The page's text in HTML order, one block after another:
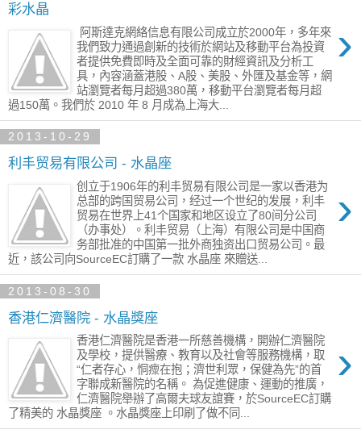
彩水晶
›
​ 阿斯達克網絡信息有限公司成立於2000年，多年來
我們致力通過創新的技術於網站及移動平台為投資
者提供免費即時及全面可靠的財經資訊及分析工
具，內容涵蓋港股、A股、美股、外匯及基金等，網
站瀏覽者每月超過380萬，移動平台瀏覽者每月超
過150萬。我們於 2010 年 8 月成為上海大...
2013-10-29
利丰贸易有限公司 - 水晶座
›
创立于1906年的利丰贸易有限公司是一家以香港为
总部的跨国贸易公司，经过一个世纪的发展，利丰
贸易在世界上41个国家和地区设立了80间分公司
（办事处）。利丰贸易（上海）有限公司是中国商
务部批准的中国第一批外商独资出口贸易公司。最
近，該公司向SourceEC訂購了一款 水晶座 來贈送...
2013-08-30
香港仁濟醫院 - 水晶獎座
›
香港仁濟醫院是香港一所慈善機構，開辦仁濟醫院
及學校，提供醫療、教育以及社會等服務機構，取
“仁者存心，恫瘝在抱；濟世利眾，保健為先”的首
字聯成新醫院的名稱。 為促進健康、運動的推廣，
仁濟醫院舉辦了高爾夫球友誼賽，於SourceEC訂購
了精美的 水晶獎座 。水晶獎座上印刷了做不同...